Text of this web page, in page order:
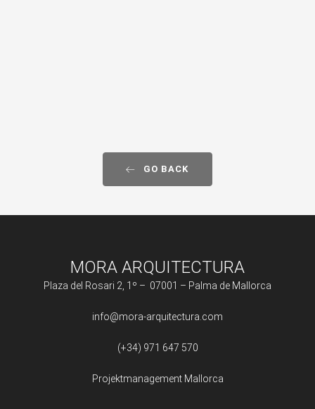
GO BACK
MORA ARQUITECTURA
Plaza del Rosari 2, 1º – 07001 – Palma de Mallorca
info@mora-arquitectura.com
(+34) 971 647 570
Projektmanagement Mallorca